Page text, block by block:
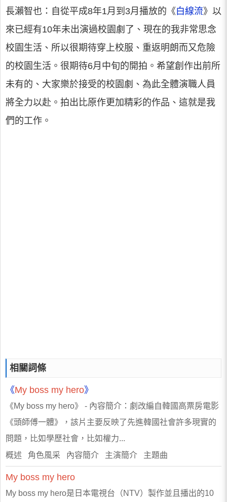
長瀨智也：自從平成8年1月到3月播放的《白線流》以
來已經有10年未出演過校園劇了、現在的我非常思念
校園生活、所以很期待穿上校服、重返明朗而又危險
的校園生活。很期待6月中旬的開拍。希望創作出前所
未有的、大家樂於接受的校園劇、為此全體演職人員
將全力以赴。拍出比原作更加精彩的作品、這就是我
們的工作。
相關詞條
《My boss my hero》
《My boss my hero》 - 內容簡介：劇改編自韓國高票房電影
《頭師傅一體》，該片主要反映了先進韓國社會許多現實的
問題，比如學歷社會，比如權力...
概述 角色風采 內容簡介 主演簡介 主題曲
My boss my hero
My boss my hero是日本電視台（NTV）製作並且播出的10